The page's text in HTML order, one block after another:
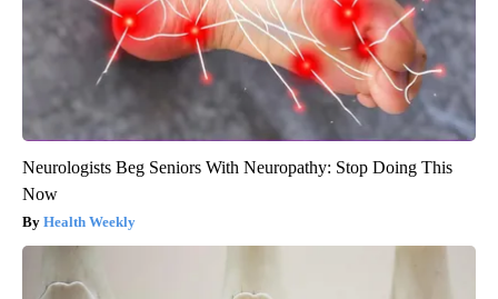
Neurologists Beg Seniors With Neuropathy: Stop Doing This
Now
Health Weekly